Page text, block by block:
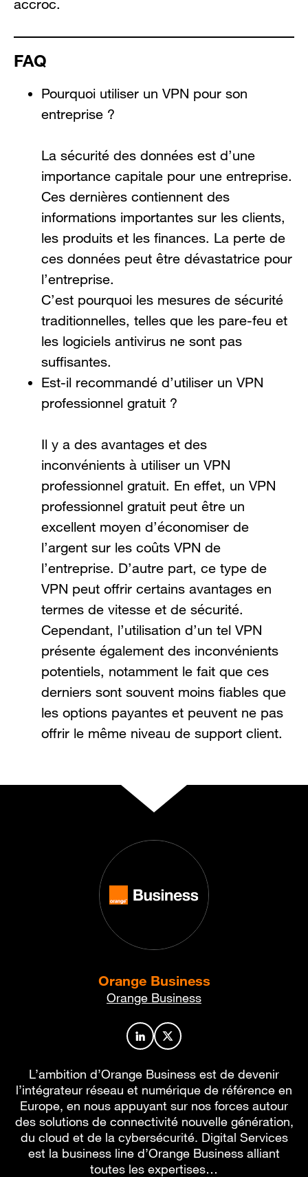
accroc.
FAQ
Pourquoi utiliser un VPN pour son
entreprise ?
La sécurité des données est d’une
importance capitale pour une entreprise.
Ces dernières contiennent des
informations importantes sur les clients,
les produits et les finances. La perte de
ces données peut être dévastatrice pour
l’entreprise.
C’est pourquoi les mesures de sécurité
traditionnelles, telles que les pare-feu et
les logiciels antivirus ne sont pas
suffisantes.
Est-il recommandé d’utiliser un VPN
professionnel gratuit ?
Il y a des avantages et des
inconvénients à utiliser un VPN
professionnel gratuit. En effet, un VPN
professionnel gratuit peut être un
excellent moyen d’économiser de
l’argent sur les coûts VPN de
l’entreprise. D’autre part, ce type de
VPN peut offrir certains avantages en
termes de vitesse et de sécurité.
Cependant, l’utilisation d’un tel VPN
présente également des inconvénients
potentiels, notamment le fait que ces
derniers sont souvent moins fiables que
les options payantes et peuvent ne pas
offrir le même niveau de support client.
Orange Business
Orange Business
Profil de l’auteur sur LinkedIn
Profil de l’auteur sur X
L’ambition d’Orange Business est de devenir
l’intégrateur réseau et numérique de référence en
Europe, en nous appuyant sur nos forces autour
des solutions de connectivité nouvelle génération,
du cloud et de la cybersécurité. Digital Services
est la business line d’Orange Business alliant
toutes les expertises…